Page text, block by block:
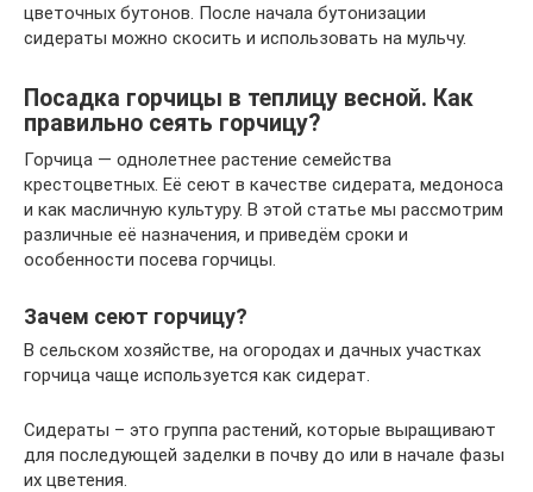
цветочных бутонов. После начала бутонизации
сидераты можно скосить и использовать на мульчу.
Посадка горчицы в теплицу весной. Как
правильно сеять горчицу?
Горчица — однолетнее растение семейства
крестоцветных. Её сеют в качестве сидерата, медоноса
и как масличную культуру. В этой статье мы рассмотрим
различные её назначения, и приведём сроки и
особенности посева горчицы.
Зачем сеют горчицу?
В сельском хозяйстве, на огородах и дачных участках
горчица чаще используется как сидерат.
Сидераты – это группа растений, которые выращивают
для последующей заделки в почву до или в начале фазы
их цветения.